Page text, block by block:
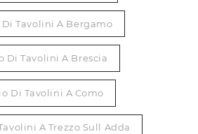
Tavolini A Bergamo
Di Tavolini A Brescia
Di Tavolini A Como
A Trezzo Sull Adda